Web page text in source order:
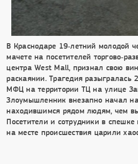
В Краснодаре 19‑летний молодой
мачете на посетителей
центра West Mall, признал свою
раскаянии. Трагедия разыгралась
МФЦ на территории ТЦ на улице
Злоумышленник внезапно начал
находившимся рядом людям, чем
Посетители и сотрудники в
на месте происшествия царили